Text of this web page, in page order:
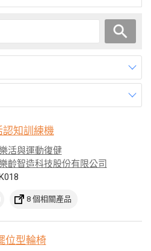
認知訓練機
活與運動復健
齡智造科技股份有限公司
8 個相關產品
位型輪椅